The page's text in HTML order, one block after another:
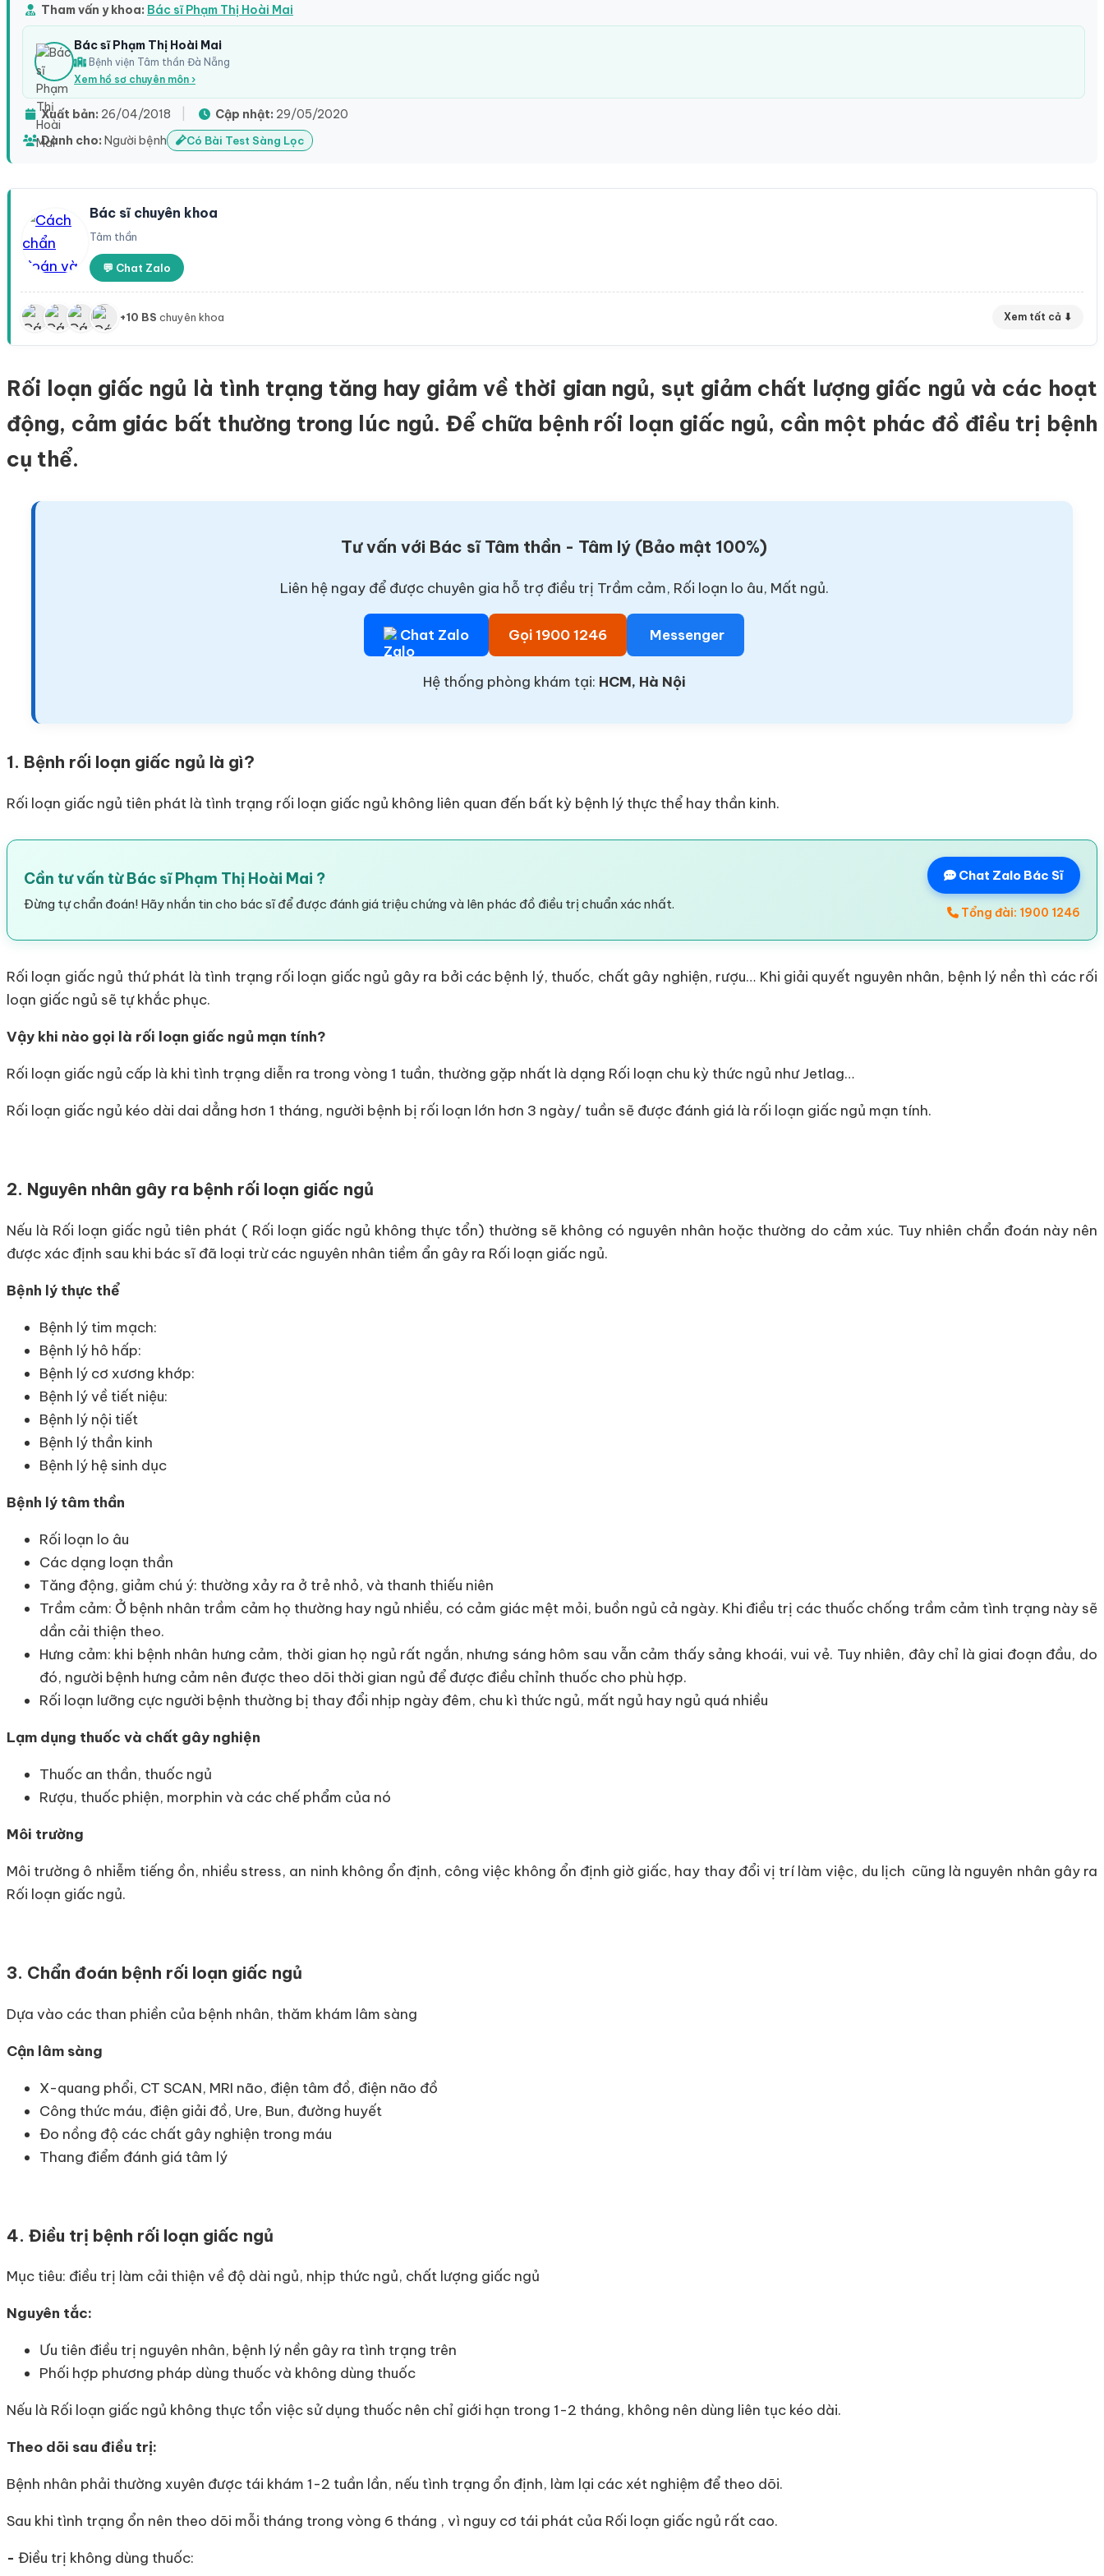
Tham vấn y khoa: Bác sĩ Phạm Thị Hoài Mai
Bác sĩ Phạm Thị Hoài Mai
Bệnh viện Tâm thần Đà Nẵng
Xem hồ sơ chuyên môn ›
Xuất bản: 26/04/2018 Cập nhật: 29/05/2020
Dành cho: Người bệnh Có Bài Test Sàng Lọc
Bác sĩ chuyên khoa
Tâm thần
💬 Chat Zalo
+10 BS chuyên khoa Xem tất cả ⬇
Rối loạn giấc ngủ là tình trạng tăng hay giảm về thời gian ngủ, sụt giảm chất lượng giấc ngủ và các hoạt
động, cảm giác bất thường trong lúc ngủ. Để chữa bệnh rối loạn giấc ngủ, cần một phác đồ điều trị bệnh
cụ thể.
Tư vấn với Bác sĩ Tâm thần - Tâm lý (Bảo mật 100%)
Liên hệ ngay để được chuyên gia hỗ trợ điều trị Trầm cảm, Rối loạn lo âu, Mất ngủ.
Chat Zalo Gọi 1900 1246 Messenger
Hệ thống phòng khám tại: HCM, Hà Nội
1. Bệnh rối loạn giấc ngủ là gì?
Rối loạn giấc ngủ tiên phát là tình trạng rối loạn giấc ngủ không liên quan đến bất kỳ bệnh lý thực thể hay thần kinh.
Cần tư vấn từ Bác sĩ Phạm Thị Hoài Mai ?
Đừng tự chẩn đoán! Hãy nhắn tin cho bác sĩ để được đánh giá triệu chứng và lên phác đồ điều trị chuẩn xác nhất.
Chat Zalo Bác Sĩ
Tổng đài: 1900 1246
Rối loạn giấc ngủ thứ phát là tình trạng rối loạn giấc ngủ gây ra bởi các bệnh lý, thuốc, chất gây nghiện, rượu… Khi giải quyết nguyên nhân, bệnh lý nền thì các rối
loạn giấc ngủ sẽ tự khắc phục.
Vậy khi nào gọi là rối loạn giấc ngủ mạn tính?
Rối loạn giấc ngủ cấp là khi tình trạng diễn ra trong vòng 1 tuần, thường gặp nhất là dạng Rối loạn chu kỳ thức ngủ như Jetlag…
Rối loạn giấc ngủ kéo dài dai dẳng hơn 1 tháng, người bệnh bị rối loạn lớn hơn 3 ngày/ tuần sẽ được đánh giá là rối loạn giấc ngủ mạn tính.
2. Nguyên nhân gây ra bệnh rối loạn giấc ngủ
Nếu là Rối loạn giấc ngủ tiên phát ( Rối loạn giấc ngủ không thực tổn) thường sẽ không có nguyên nhân hoặc thường do cảm xúc. Tuy nhiên chẩn đoán này nên
được xác định sau khi bác sĩ đã loại trừ các nguyên nhân tiềm ẩn gây ra Rối loạn giấc ngủ.
Bệnh lý thực thể
Bệnh lý tim mạch:
Bệnh lý hô hấp:
Bệnh lý cơ xương khớp:
Bệnh lý về tiết niệu:
Bệnh lý nội tiết
Bệnh lý thần kinh
Bệnh lý hệ sinh dục
Bệnh lý tâm thần
Rối loạn lo âu
Các dạng loạn thần
Tăng động, giảm chú ý: thường xảy ra ở trẻ nhỏ, và thanh thiếu niên
Trầm cảm: Ở bệnh nhân trầm cảm họ thường hay ngủ nhiều, có cảm giác mệt mỏi, buồn ngủ cả ngày. Khi điều trị các thuốc chống trầm cảm tình trạng này sẽ
dần cải thiện theo.
Hưng cảm: khi bệnh nhân hưng cảm, thời gian họ ngủ rất ngắn, nhưng sáng hôm sau vẫn cảm thấy sảng khoái, vui vẻ. Tuy nhiên, đây chỉ là giai đoạn đầu, do
đó, người bệnh hưng cảm nên được theo dõi thời gian ngủ để được điều chỉnh thuốc cho phù hợp.
Rối loạn lưỡng cực người bệnh thường bị thay đổi nhịp ngày đêm, chu kì thức ngủ, mất ngủ hay ngủ quá nhiều
Lạm dụng thuốc và chất gây nghiện
Thuốc an thần, thuốc ngủ
Rượu, thuốc phiện, morphin và các chế phẩm của nó
Môi trường
Môi trường ô nhiễm tiếng ồn, nhiều stress, an ninh không ổn định, công việc không ổn định giờ giấc, hay thay đổi vị trí làm việc, du lịch cũng là nguyên nhân gây ra
Rối loạn giấc ngủ.
3. Chẩn đoán bệnh rối loạn giấc ngủ
Dựa vào các than phiền của bệnh nhân, thăm khám lâm sàng
Cận lâm sàng
X-quang phổi, CT SCAN, MRI não, điện tâm đồ, điện não đồ
Công thức máu, điện giải đồ, Ure, Bun, đường huyết
Đo nồng độ các chất gây nghiện trong máu
Thang điểm đánh giá tâm lý
4. Điều trị bệnh rối loạn giấc ngủ
Mục tiêu: điều trị làm cải thiện về độ dài ngủ, nhịp thức ngủ, chất lượng giấc ngủ
Nguyên tắc:
Ưu tiên điều trị nguyên nhân, bệnh lý nền gây ra tình trạng trên
Phối hợp phương pháp dùng thuốc và không dùng thuốc
Nếu là Rối loạn giấc ngủ không thực tổn việc sử dụng thuốc nên chỉ giới hạn trong 1-2 tháng, không nên dùng liên tục kéo dài.
Theo dõi sau điều trị:
Bệnh nhân phải thường xuyên được tái khám 1-2 tuần lần, nếu tình trạng ổn định, làm lại các xét nghiệm để theo dõi.
Sau khi tình trạng ổn nên theo dõi mỗi tháng trong vòng 6 tháng , vì nguy cơ tái phát của Rối loạn giấc ngủ rất cao.
- Điều trị không dùng thuốc: